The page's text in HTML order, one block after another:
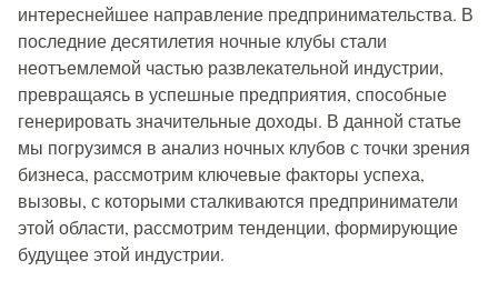
интереснейшее направление предпринимательства. В
последние десятилетия ночные клубы стали
неотъемлемой частью развлекательной индустрии,
превращаясь в успешные предприятия, способные
генерировать значительные доходы. В данной статье
мы погрузимся в анализ ночных клубов с точки зрения
бизнеса, рассмотрим ключевые факторы успеха,
вызовы, с которыми сталкиваются предприниматели
этой области, рассмотрим тенденции, формирующие
будущее этой индустрии.